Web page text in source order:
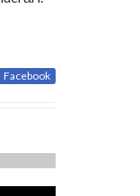
Facebook